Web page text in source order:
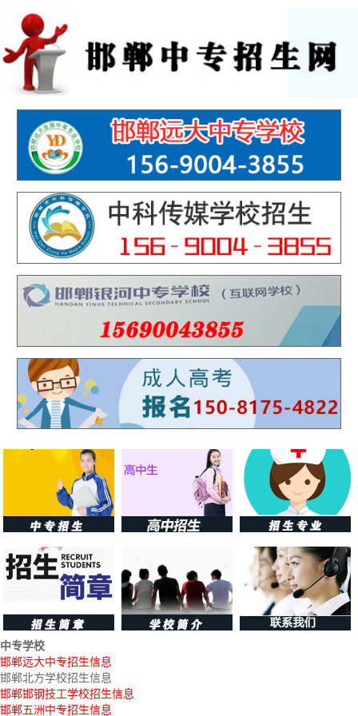
中专学校
邯郸远大中专招生信息
邯郸北方学校招生信息
邯郸邯钢技工学校招生信息
邯郸五洲中专招生信息